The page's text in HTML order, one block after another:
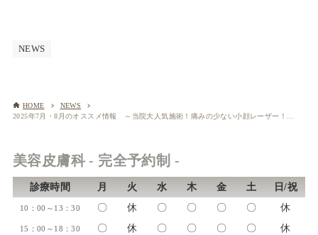
NEWS
HOME
NEWS
2025年7月・8月のオススメ情報 ～当院大人気施術！痛みの少ない小顔レーザー！！～
美容皮膚科 - 完全予約制 -
診療時間 月 火 水 木 金 土 日/祝
10：00～13：30 〇 休 〇 〇 〇 〇 休
15：00～18：30 〇 休 〇 〇 〇 〇 休